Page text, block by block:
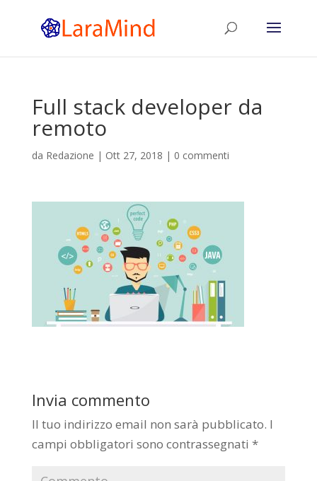
Full stack developer da
remoto
da Redazione | Ott 27, 2018 | 0 commenti
Invia commento
Il tuo indirizzo email non sarà pubblicato. I
campi obbligatori sono contrassegnati *